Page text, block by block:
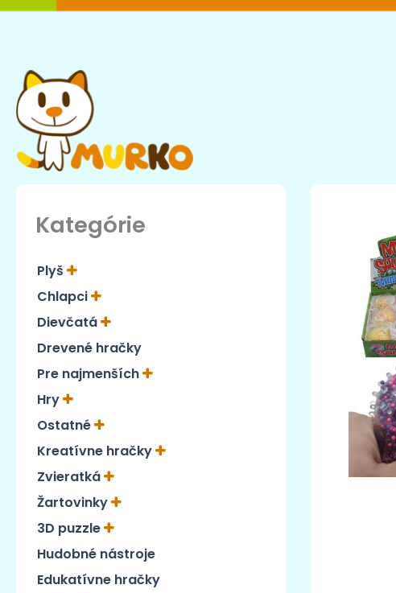
Preskočiť
Kategórie
Plyš
Chlapci
Dievčatá
Drevené hračky
Pre najmenších
Hry
Ostatné
Kreatívne hračky
Zvieratká
Žartovinky
3D puzzle
Hudobné nástroje
Edukatívne hračky